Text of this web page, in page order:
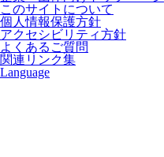
このサイトについて
個人情報保護方針
アクセシビリティ方針
よくあるご質問
関連リンク集
Language